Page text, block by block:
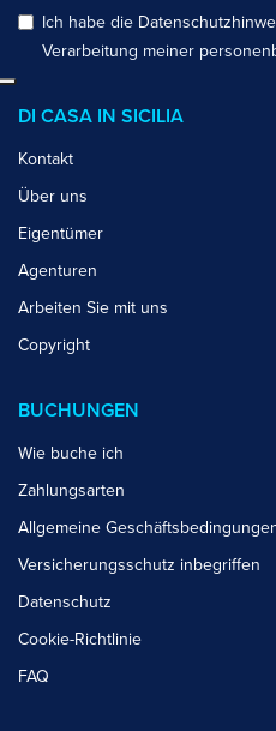
Ich habe die
Verarbeitung meiner
DI CASA IN SICILIA
Kontakt
Über uns
Eigentümer
Agenturen
Arbeiten Sie mit uns
Copyright
BUCHUNGEN
Wie buche ich
Zahlungsarten
Allgemeine
Versicherungsschutz inbegriffen
Datenschutz
Cookie-Richtlinie
FAQ